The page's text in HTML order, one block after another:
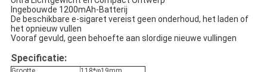
Ingebouwde 1200mAh-Batterij
De beschikbare e-sigaret vereist geen onderhoud, het laden of
het opnieuw vullen
Vooraf gevuld, geen behoefte aan slordige nieuwe vullingen
Specificatie: